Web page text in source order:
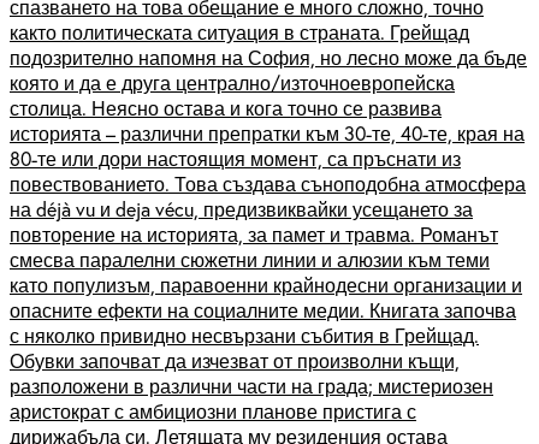
спазването на това обещание е много сложно, точно
както политическата ситуация в страната. Грейщад
подозрително напомня на София, но лесно може да бъде
която и да е друга централно/източноевропейска
столица. Неясно остава и кога точно се развива
историята – различни препратки към 30-те, 40-те, края на
80-те или дори настоящия момент, са пръснати из
повествованието. Това създава съноподобна атмосфера
на déjà vu и deja vécu, предизвиквайки усещането за
повторение на историята, за памет и травма. Романът
смесва паралелни сюжетни линии и алюзии към теми
като популизъм, паравоенни крайнодесни организации и
опасните ефекти на социалните медии. Книгата започва
с няколко привидно несвързани събития в Грейщад.
Обувки започват да изчезват от произволни къщи,
разположени в различни части на града; мистериозен
аристократ с амбициозни планове пристига с
дирижабъла си. Летящата му резиденция остава